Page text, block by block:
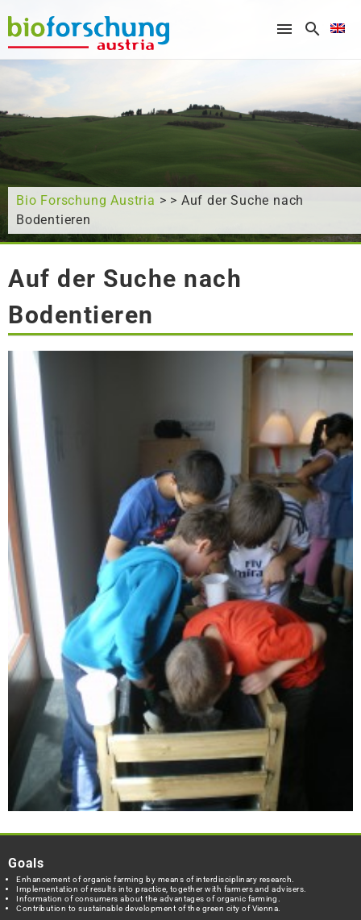
What are you looking for?
Bio Forschung Austria > > Auf der Suche nach
Bodentieren
Auf der Suche nach
Bodentieren
Goals
Enhancement of organic farming by means of interdisciplinary research.
Implementation of results into practice, together with farmers and advisers.
Information of consumers about the advantages of organic farming.
Contribution to sustainable development of the green city of Vienna.